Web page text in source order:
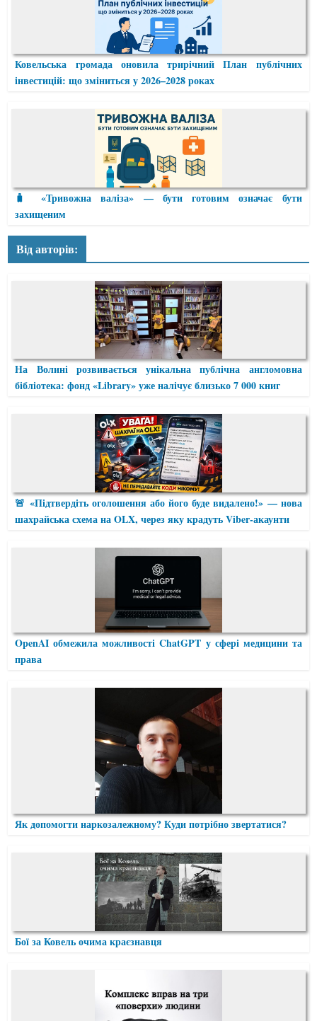
Ковельська громада оновила трирічний План публічних
інвестицій: що зміниться у 2026–2028 роках
🧳 «Тривожна валіза» — бути готовим означає бути
захищеним
Від авторів:
На Волині розвивається унікальна публічна англомовна
бібліотека: фонд «Library» уже налічує близько 7 000 книг
🚨 «Підтвердіть оголошення або його буде видалено!» — нова
шахрайська схема на OLX, через яку крадуть Viber-акаунти
OpenAI обмежила можливості ChatGPT у сфері медицини та
права
Як допомогти наркозалежному? Куди потрібно звертатися?
Бої за Ковель очима краєзнавця